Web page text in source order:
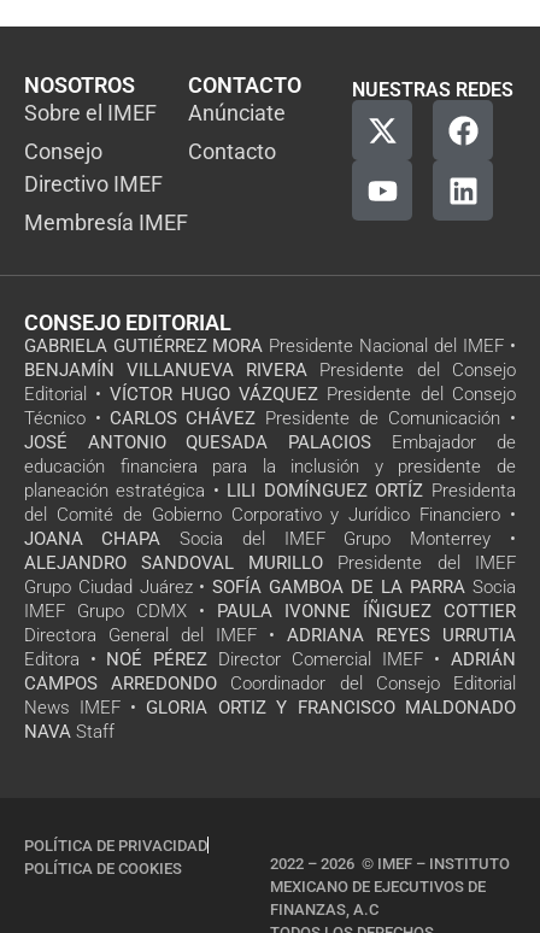
NOSOTROS
Sobre el IMEF
Consejo
Directivo IMEF
Membresía IMEF
CONTACTO
Anúnciate
Contacto
NUESTRAS REDES
CONSEJO EDITORIAL
GABRIELA GUTIÉRREZ MORA Presidente Nacional del IMEF •
BENJAMÍN VILLANUEVA RIVERA Presidente del Consejo
Editorial • VÍCTOR HUGO VÁZQUEZ Presidente del Consejo
Técnico • CARLOS CHÁVEZ Presidente de Comunicación •
JOSÉ ANTONIO QUESADA PALACIOS Embajador de
educación financiera para la inclusión y presidente de
planeación estratégica • LILI DOMÍNGUEZ ORTÍZ Presidenta
del Comité de Gobierno Corporativo y Jurídico Financiero •
JOANA CHAPA Socia del IMEF Grupo Monterrey •
ALEJANDRO SANDOVAL MURILLO Presidente del IMEF
Grupo Ciudad Juárez • SOFÍA GAMBOA DE LA PARRA Socia
IMEF Grupo CDMX • PAULA IVONNE ÍÑIGUEZ COTTIER
Directora General del IMEF • ADRIANA REYES URRUTIA
Editora • NOÉ PÉREZ Director Comercial IMEF • ADRIÁN
CAMPOS ARREDONDO Coordinador del Consejo Editorial
News IMEF • GLORIA ORTIZ Y FRANCISCO MALDONADO
NAVA Staff
2022 – 2026 © IMEF – INSTITUTO
MEXICANO DE EJECUTIVOS DE
FINANZAS, A.C
POLÍTICA DE PRIVACIDAD
POLÍTICA DE COOKIES